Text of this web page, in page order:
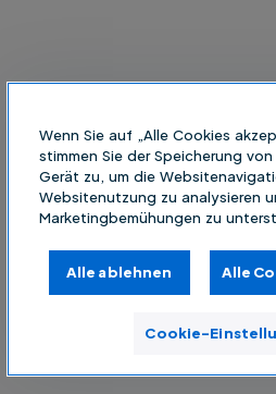
Wenn Sie auf „Alle Cookies
stimmen Sie der Speicherung
Gerät zu, um die
Websitenutzung zu analysieren
Marketingbemühungen zu
Alle ablehnen Alle
Cookie-